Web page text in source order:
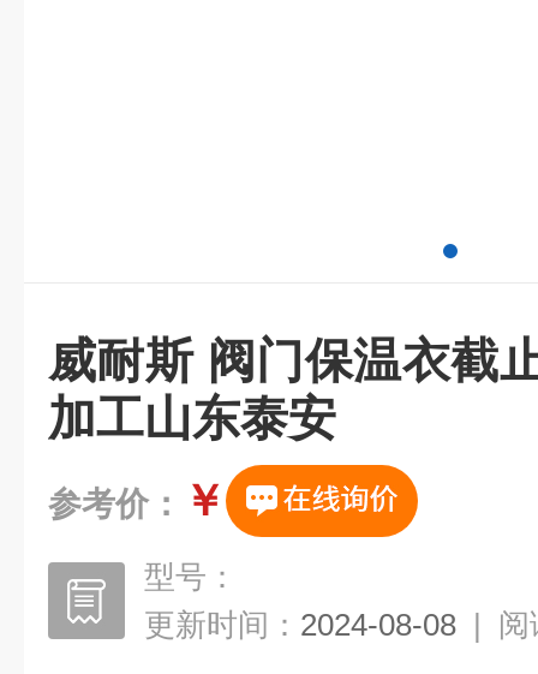
威耐斯 阀门保温衣截
加工山东泰安
参考价： ￥
型号：
更新时间： 2024-08-08 | 阅